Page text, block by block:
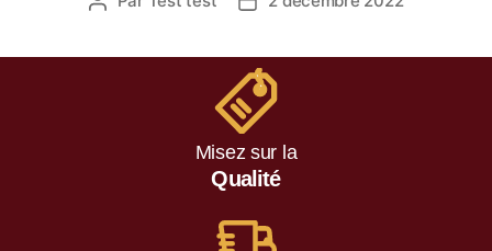
Misez sur la
Qualité